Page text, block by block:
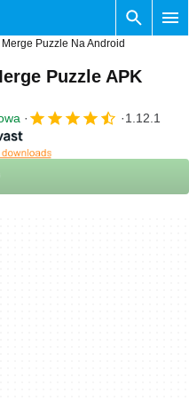
Puzzle Na Android
Puzzle APK
1.12.1